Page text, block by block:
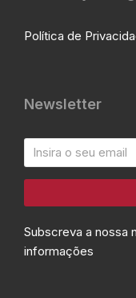
Política de
Newsletter
Subscreva a nossa
informações